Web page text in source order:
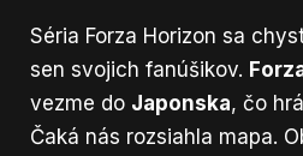
Séria Forza Horizon sa
sen svojich fanúšikov.
vezme do Japonska, čo
Čaká nás rozsiahla mapa.